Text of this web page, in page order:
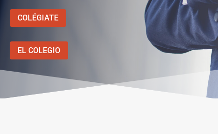
COLÉGIATE
EL COLEGIO